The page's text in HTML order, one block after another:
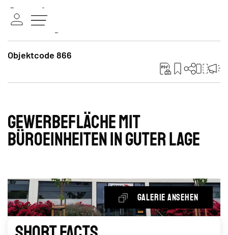
Objektcode 866
Gewerbefläche mit
Büroeinheiten in guter Lage
Galerie ansehen